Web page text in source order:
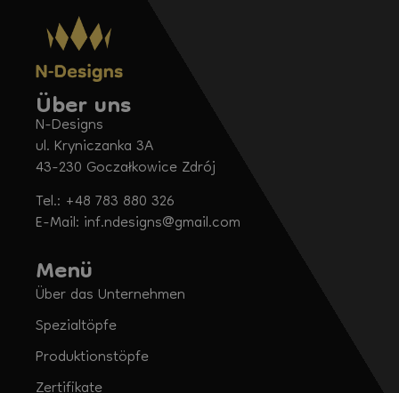
Über uns
N-Designs
ul. Kryniczanka 3A
43-230 Goczałkowice Zdrój
Tel.: +48 783 880 326
E-Mail: inf.ndesigns@gmail.com
Menü
Über das Unternehmen
Spezialtöpfe
Produktionstöpfe